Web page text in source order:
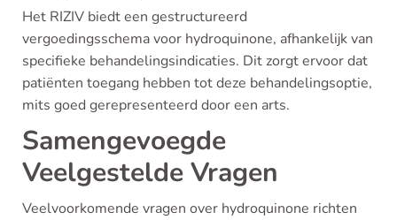
Het RIZIV biedt een gestructureerd
vergoedingsschema voor hydroquinone, afhankelijk van
specifieke behandelingsindicaties. Dit zorgt ervoor dat
patiënten toegang hebben tot deze behandelingsoptie,
mits goed gerepresenteerd door een arts.
Samengevoegde
Veelgestelde Vragen
Veelvoorkomende vragen over hydroquinone richten